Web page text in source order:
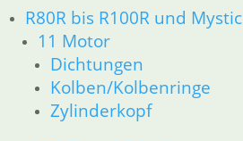
R80R bis R100R und Mystic
11 Motor
Dichtungen
Kolben/Kolbenringe
Zylinderkopf